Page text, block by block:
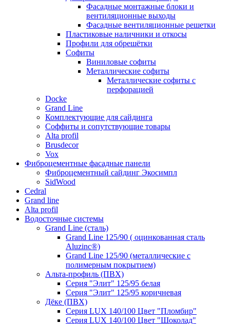
Фасадные монтажные блоки и
вентиляционные выходы
Фасадные вентиляционные решетки
Пластиковые наличники и откосы
Профили для обрешётки
Софиты
Виниловые софиты
Металлические софиты
Металлические софиты с
перфорацией
Docke
Grand Line
Комплектующие для сайдинга
Соффиты и сопутствующие товары
Alta profil
Brusdecor
Vox
Фиброцементные фасадные панели
Фиброцементный сайдинг Экосимпл
SidWood
Cedral
Grand line
Аlta profil
Водосточные системы
Grand Line (сталь)
Grand Line 125/90 ( оцинкованная сталь
Aluzinc®)
Grand Line 125/90 (металлические с
полимерным покрытием)
Альта-профиль (ПВХ)
Серия "Элит" 125/95 белая
Серия "Элит" 125/95 коричневая
Дёке (ПВХ)
Серия LUX 140/100 Цвет "Пломбир"
Серия LUX 140/100 Цвет "Шоколад"